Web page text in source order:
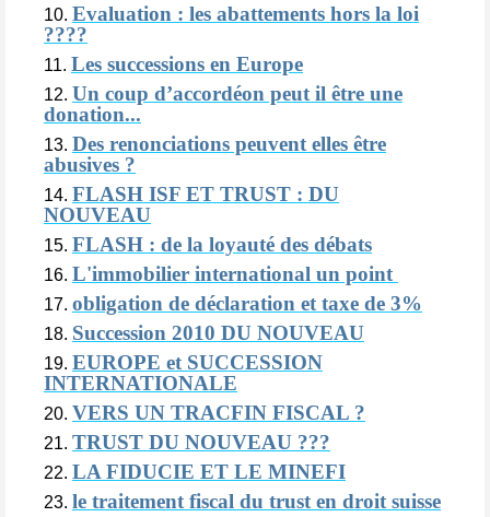
Evaluation : les abattements hors la loi
????
Les successions en Europe
Un coup d’accordéon peut il être une
donation...
Des renonciations peuvent elles être
abusives ?
FLASH ISF ET TRUST : DU
NOUVEAU
FLASH : de la loyauté des débats
L'immobilier international un point
obligation de déclaration et taxe de 3%
Succession 2010 DU NOUVEAU
EUROPE et SUCCESSION
INTERNATIONALE
VERS UN TRACFIN FISCAL ?
TRUST DU NOUVEAU ???
LA FIDUCIE ET LE MINEFI
le traitement fiscal du trust en droit suisse